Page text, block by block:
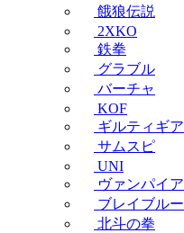
餓狼伝説
2XKO
鉄拳
グラブル
バーチャ
KOF
ギルティギア
サムスピ
UNI
ヴァンパイア
ブレイブルー
北斗の拳